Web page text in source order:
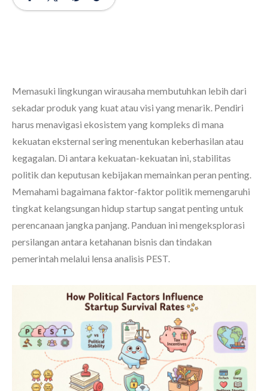
Memasuki lingkungan wirausaha membutuhkan lebih dari
sekadar produk yang kuat atau visi yang menarik. Pendiri
harus menavigasi ekosistem yang kompleks di mana
kekuatan eksternal sering menentukan keberhasilan atau
kegagalan. Di antara kekuatan-kekuatan ini, stabilitas
politik dan keputusan kebijakan memainkan peran penting.
Memahami bagaimana faktor-faktor politik memengaruhi
tingkat kelangsungan hidup startup sangat penting untuk
perencanaan jangka panjang. Panduan ini mengeksplorasi
persilangan antara ketahanan bisnis dan tindakan
pemerintah melalui lensa analisis PEST.